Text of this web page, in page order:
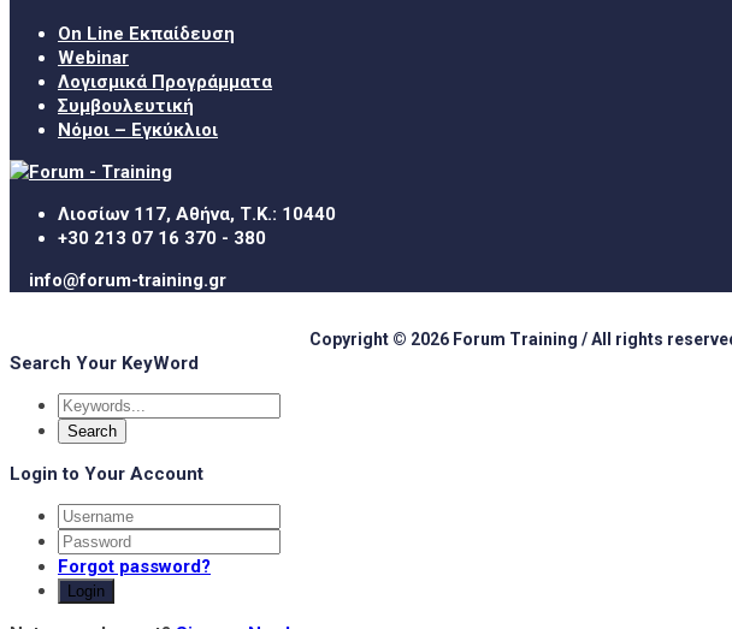
On Line Εκπαίδευση
Webinar
Λογισμικά Προγράμματα
Συμβουλευτική
Νόμοι – Εγκύκλιοι
Λιοσίων 117, Αθήνα, Τ.Κ.: 10440
+30 213 07 16 370 - 380
info@forum-training.gr
Copyright © 2026 Forum Training / All rights
Search Your KeyWord
Login to Your Account
Forgot password?
Login